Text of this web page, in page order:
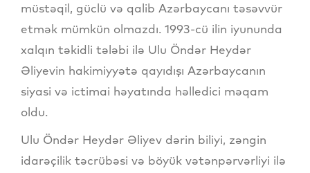
müstəqil, güclü və qalib Azərbaycanı təsəvvür
etmək mümkün olmazdı. 1993-cü ilin iyununda
xalqın təkidli tələbi ilə Ulu Öndər Heydər
Əliyevin hakimiyyətə qayıdışı Azərbaycanın
siyasi və ictimai həyatında həlledici məqam
oldu.
Ulu Öndər Heydər Əliyev dərin biliyi, zəngin
idarəçilik təcrübəsi və böyük vətənpərvərliyi ilə